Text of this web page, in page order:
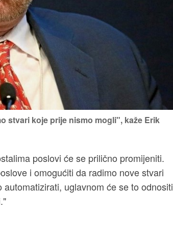
stvari koje prije nismo mogli", kaže Erik
poslovi će se prilično promijeniti.
i omogućiti da radimo nove stvari
uglavnom će se to odnositi